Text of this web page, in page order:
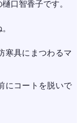
口智香子です。
寒具にまつわるマ
にコートを脱いで